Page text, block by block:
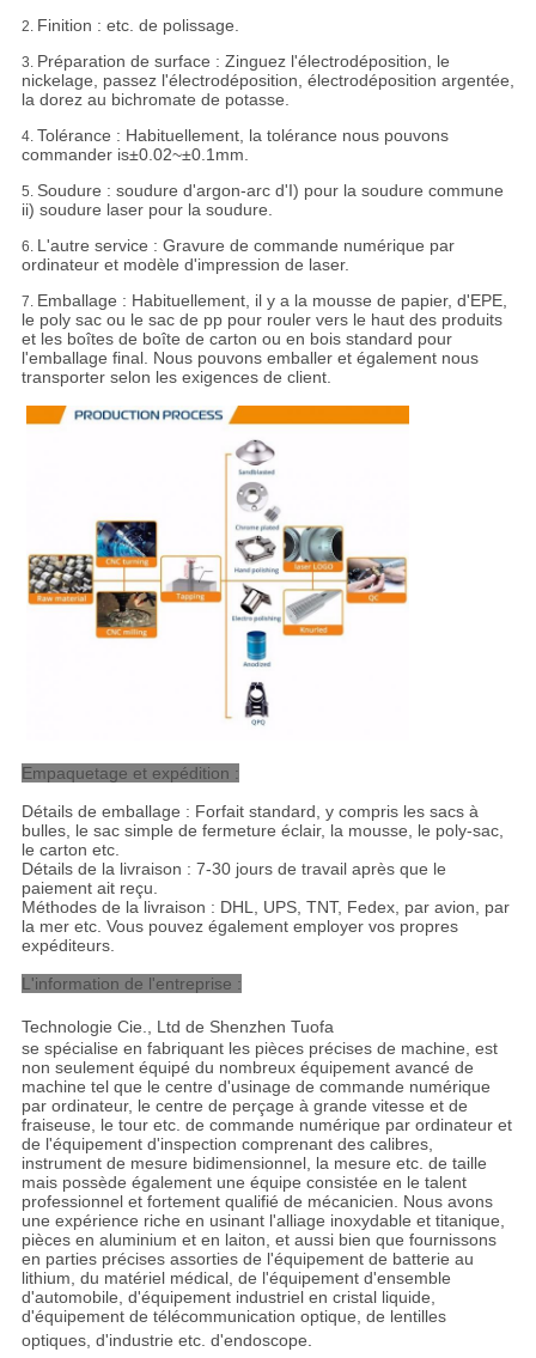
2. Finition : etc. de polissage.
3. Préparation de surface : Zinguez l'électrodéposition, le
nickelage, passez l'électrodéposition, électrodéposition argentée,
la dorez au bichromate de potasse.
4. Tolérance : Habituellement, la tolérance nous pouvons
commander is±0.02~±0.1mm.
5. Soudure : soudure d'argon-arc d'I) pour la soudure commune
ii) soudure laser pour la soudure.
6. L'autre service : Gravure de commande numérique par
ordinateur et modèle d'impression de laser.
7. Emballage : Habituellement, il y a la mousse de papier, d'EPE,
le poly sac ou le sac de pp pour rouler vers le haut des produits
et les boîtes de boîte de carton ou en bois standard pour
l'emballage final. Nous pouvons emballer et également nous
transporter selon les exigences de client.
Empaquetage et expédition :
Détails de emballage : Forfait standard, y compris les sacs à
bulles, le sac simple de fermeture éclair, la mousse, le poly-sac,
le carton etc.
Détails de la livraison : 7-30 jours de travail après que le
paiement ait reçu.
Méthodes de la livraison : DHL, UPS, TNT, Fedex, par avion, par
la mer etc. Vous pouvez également employer vos propres
expéditeurs.
L'information de l'entreprise :
Technologie Cie., Ltd de Shenzhen Tuofa
se spécialise en fabriquant les pièces précises de machine, est
non seulement équipé du nombreux équipement avancé de
machine tel que le centre d'usinage de commande numérique
par ordinateur, le centre de perçage à grande vitesse et de
fraiseuse, le tour etc. de commande numérique par ordinateur et
de l'équipement d'inspection comprenant des calibres,
instrument de mesure bidimensionnel, la mesure etc. de taille
mais possède également une équipe consistée en le talent
professionnel et fortement qualifié de mécanicien. Nous avons
une expérience riche en usinant l'alliage inoxydable et titanique,
pièces en aluminium et en laiton, et aussi bien que fournissons
en parties précises assorties de l'équipement de batterie au
lithium, du matériel médical, de l'équipement d'ensemble
d'automobile, d'équipement industriel en cristal liquide,
d'équipement de télécommunication optique, de lentilles
optiques, d'industrie etc. d'endoscope